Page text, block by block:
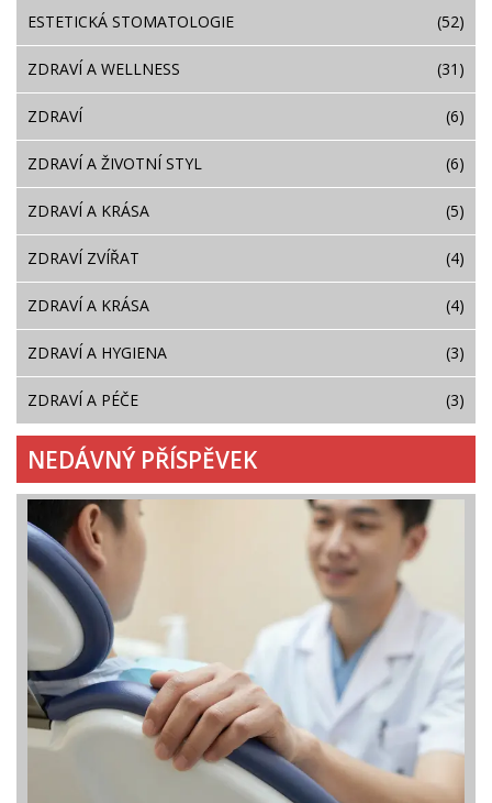
ESTETICKÁ STOMATOLOGIE (52)
ZDRAVÍ A WELLNESS (31)
ZDRAVÍ (6)
ZDRAVÍ A ŽIVOTNÍ STYL (6)
ZDRAVÍ A KRÁSA (5)
ZDRAVÍ ZVÍŘAT (4)
ZDRAVÍ A KRÁSA (4)
ZDRAVÍ A HYGIENA (3)
ZDRAVÍ A PÉČE (3)
NEDÁVNÝ PŘÍSPĚVEK